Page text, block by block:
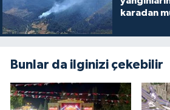
karadan
Bunlar da ilginizi çekebilir